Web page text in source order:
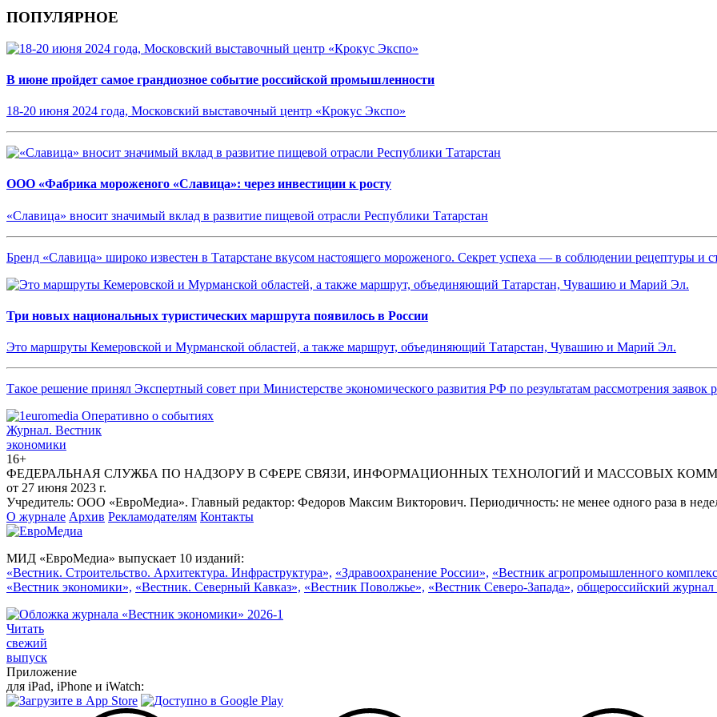
ПОПУЛЯРНОЕ
В июне пройдет самое грандиозное событие российской промышленности
18-20 июня 2024 года, Московский выставочный центр «Крокус Экспо»
ООО «Фабрика мороженого «Славица»: через инвестиции к росту
«Славица» вносит значимый вклад в развитие пищевой отрасли Республики Татарстан
Бренд «Славица» широко известен в Татарстане вкусом настоящего мороженого. Секрет успеха — в соблюдении рецептуры и
Три новых национальных туристических маршрута появилось в России
Это маршруты Кемеровской и Мурманской областей, а также маршрут, объединяющий Татарстан, Чувашию и Марий Эл.
Такое решение принял Экспертный совет при Министерстве экономического развития РФ по результатам рассмотрения заявок
Журнал. Вестник
экономики
16+
ФЕДЕРАЛЬНАЯ СЛУЖБА ПО НАДЗОРУ В СФЕРЕ СВЯЗИ, ИНФОРМАЦИОННЫХ ТЕХНОЛОГИЙ И МАССОВЫХ
от 27 июня 2023 г.
Учредитель: ООО «ЕвроМедиа». Главный редактор: Федоров Максим Викторович. Периодичность: не менее одного раза в
О журнале Архив Рекламодателям Контакты
МИД «ЕвроМедиа» выпускает 10 изданий:
«Вестник. Строительство. Архитектура. Инфраструктура», «Здравоохранение России», «Вестник агропромышленного
«Вестник экономики», «Вестник. Северный Кавказ», «Вестник Поволжье», «Вестник Северо-Запада», общероссийский
Читать
свежий
выпуск
Приложение
для iPad, iPhone и iWatch: